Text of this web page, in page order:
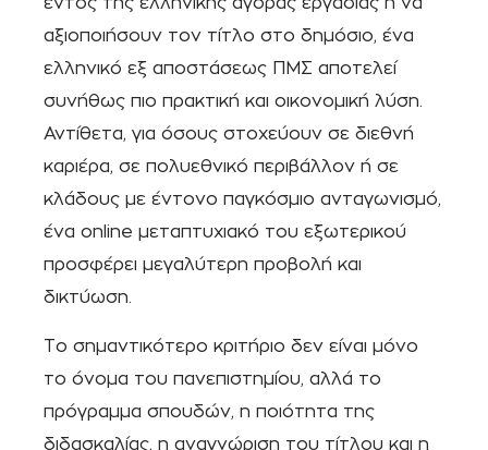
αξιοποιήσουν τον τίτλο στο δημόσιο, ένα
ελληνικό εξ αποστάσεως ΠΜΣ αποτελεί
συνήθως πιο πρακτική και οικονομική λύση.
Αντίθετα, για όσους στοχεύουν σε διεθνή
καριέρα, σε πολυεθνικό περιβάλλον ή σε
κλάδους με έντονο παγκόσμιο ανταγωνισμό,
ένα online μεταπτυχιακό του εξωτερικού
προσφέρει μεγαλύτερη προβολή και
δικτύωση.
Το σημαντικότερο κριτήριο δεν είναι μόνο
το όνομα του πανεπιστημίου, αλλά το
πρόγραμμα σπουδών, η ποιότητα της
διδασκαλίας, η αναγνώριση του τίτλου και η